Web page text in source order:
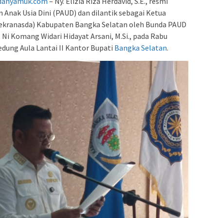
Usia Dini (PAUD) dan dilantik sebagai Ketua
Kabupaten Bangka Selatan oleh Bunda PAUD
Komang Widari Hidayat Arsani, M.Si., pada Rabu
Aula Lantai II Kantor Bupati Bangka Selatan.